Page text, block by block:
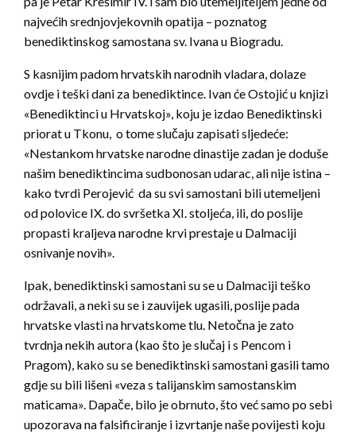
najvećih srednjovjekovnih opatija – poznatog
benediktinskog samostana sv. Ivana u Biogradu.
S kasnijim padom hrvatskih narodnih vladara, dolaze
ovdje i teški dani za benediktince. Ivan će Ostojić u knjizi
«Benediktinci u Hrvatskoj», koju je izdao Benediktinski
priorat u Tkonu, o tome slučaju zapisati sljedeće:
«Nestankom hrvatske narodne dinastije zadan je doduše
našim benediktincima sudbonosan udarac, ali nije istina –
kako tvrdi Perojević da su svi samostani bili utemeljeni
od polovice IX. do svršetka XI. stoljeća, ili, do poslije
propasti kraljeva narodne krvi prestaje u Dalmaciji
osnivanje novih».
Ipak, benediktinski samostani su se u Dalmaciji teško
održavali, a neki su se i zauvijek ugasili, poslije pada
hrvatske vlasti na hrvatskome tlu. Netočna je zato
tvrdnja nekih autora (kao što je slučaj i s Pencom i
Pragom), kako su se benediktinski samostani gasili tamo
gdje su bili lišeni «veza s talijanskim samostanskim
maticama». Dapače, bilo je obrnuto, što već samo po sebi
upozorava na falsificiranje i izvrtanje naše povijesti koju